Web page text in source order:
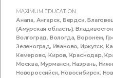
MAXIMUM EDUCATION
Анапа, Ангарск, Бердск,
(Амурская область),Владивосток
Волгоград, Вологда,Воронеж,
Зеленоград, Иваново, Иркутск,
Кемерово,Киров, Краснодар,
Москва,Мурманск,Назрань,
Новороссийск,Новосибирск,